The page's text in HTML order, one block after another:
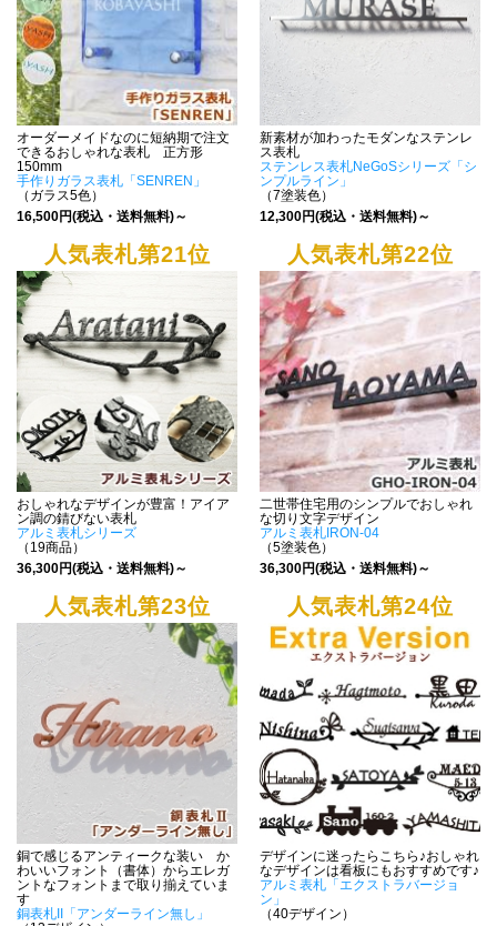
オーダーメイドなのに短納期で注文
できるおしゃれな表札 正方形
150mm
手作りガラス表札「SENREN」
（ガラス5色）
16,500円(税込・送料無料)～
新素材が加わったモダンなステンレ
ス表札
ステンレス表札NeGoSシリーズ「シ
ンプルライン」
（7塗装色）
12,300円(税込・送料無料)～
人気表札第21位
おしゃれなデザインが豊富！アイア
ン調の錆びない表札
アルミ表札シリーズ
（19商品）
36,300円(税込・送料無料)～
人気表札第22位
二世帯住宅用のシンプルでおしゃれ
な切り文字デザイン
アルミ表札IRON-04
（5塗装色）
36,300円(税込・送料無料)～
人気表札第23位
銅で感じるアンティークな装い か
わいいフォント（書体）からエレガ
ントなフォントまで取り揃えていま
す
銅表札II「アンダーライン無し」
人気表札第24位
デザインに迷ったらこちら♪おしゃれ
なデザインは看板にもおすすめです♪
アルミ表札「エクストラバージョ
ン」
（40デザイン）